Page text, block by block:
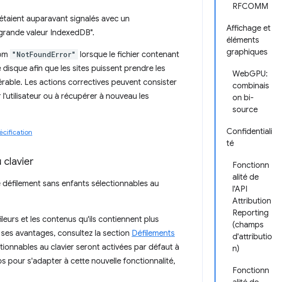
RFCOMM
Affichage et
éléments
graphiques
WebGPU:
combinais
on bi-
source
Confidentiali
té
Fonctionn
alité de
l'API
Attribution
Reporting
(champs
d'attributio
n)
Fonctionn
auparavant signalés avec un
valeur IndexedDB".
"NotFoundError" lorsque le fichier contenant
afin que les sites puissent prendre les
Les actions correctives peuvent consister
ou à récupérer à nouveau les
clavier
sans enfants sélectionnables au
et les contenus qu'ils contiennent plus
avantages, consultez la section Défilements
au clavier seront activées par défaut à
pour s'adapter à cette nouvelle fonctionnalité,